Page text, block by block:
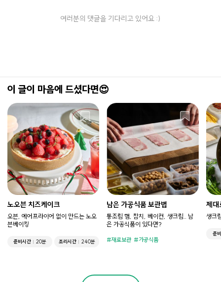
여러분의 댓글을 기다리고 있어요 :)
이 글이 마음에 드셨다면😍
노오븐 치즈케이크
오븐, 에어프라이어 없이 만드는 노오
븐베이킹
준비시간 20분 조리시간 240분
남은 가공식품 보관법
통조림 햄, 참치, 베이컨, 생크림.. 남
은 가공식품이 있다면?
재료보관 가공식품
제대
생크
준